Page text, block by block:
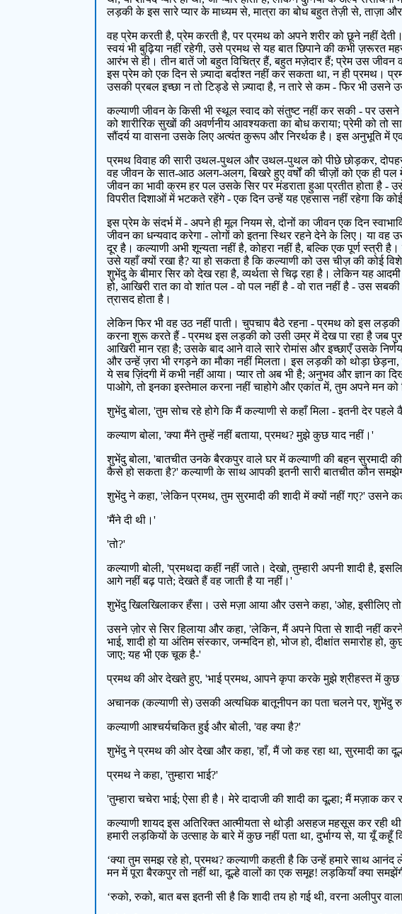
लड़की के इस सारे प्यार के माध्यम से, मात्रा का बोध बहुत तेज़ी से, ताज़ा
वह प्रेम करती है, प्रेम करती है, पर प्रमथ को अपने शरीर को छूने नहीं
स्वयं भी बुढ़िया नहीं रहेगी, उसे प्रमथ से यह बात छिपाने की कभी ज़रूरत
आरंभ से ही। तीन बातें जो बहुत विचित्र हैं, बहुत मज़ेदार हैं; प्रेम उस जीवन
इस प्रेम को एक दिन से ज़्यादा बर्दाश्त नहीं कर सकता था, न ही प्रमथ।
उसकी प्रबल इच्छा न तो टिड्डे से ज़्यादा है, न तारे से कम - फिर भी उसने
कल्याणी जीवन के किसी भी स्थूल स्वाद को संतुष्ट नहीं कर सकी - पर उसने
को शारीरिक सुखों की अवर्णनीय आवश्यकता का बोध कराया; प्रेमी को तो
सौंदर्य या वासना उसके लिए अत्यंत कुरूप और निरर्थक है। इस अनुभूति में
प्रमथ विवाह की सारी उथल-पुथल और उथल-पुथल को पीछे छोड़कर,
वह जीवन के सात-आठ अलग-अलग, बिखरे हुए वर्षों की चीज़ों को एक ही
जीवन का भावी क्रम हर पल उसके सिर पर मंडराता हुआ प्रतीत होता है -
विपरीत दिशाओं में भटकते रहेंगे - एक दिन उन्हें यह एहसास नहीं रहेगा कि
इस प्रेम के संदर्भ में - अपने ही मूल नियम से, दोनों का जीवन एक दिन
जीवन का धन्यवाद करेगा - लोगों को इतना स्थिर रहने देने के लिए। या
दूर है। कल्याणी अभी शून्यता नहीं है, कोहरा नहीं है, बल्कि एक पूर्ण स्त्री
उसे यहाँ क्यों रखा है? या हो सकता है कि कल्याणी को उस चीज़ की
शुभेंदु के बीमार सिर को देख रहा है, व्यर्थता से चिढ़ रहा है। लेकिन यह
हो, आखिरी रात का वो शांत पल - वो पल नहीं है - वो रात नहीं है - उस
त्रासद होता है।
लेकिन फिर भी वह उठ नहीं पाती। चुपचाप बैठे रहना - प्रमथ को इस
करना शुरू करते हैं - प्रमथ इस लड़की को उसी उम्र में देख पा रहा है जब
आखिरी मान रहा है; उसके बाद आने वाले सारे रोमांस और इच्छाएँ उसके
और उन्हें ज़रा भी रगड़ने का मौका नहीं मिलता। इस लड़की को थोड़ा
ये सब ज़िंदगी में कभी नहीं आया। प्यार तो अब भी है; अनुभव और ज्ञान का
पाओगे, तो इनका इस्तेमाल करना नहीं चाहोगे और एकांत में, तुम अपने मन
शुभेंदु बोला, 'तुम सोच रहे होगे कि मैं कल्याणी से कहाँ मिला - इतनी देर
कल्याण बोला, 'क्या मैंने तुम्हें नहीं बताया, प्रमथ? मुझे कुछ याद नहीं।'
शुभेंदु बोला, 'बातचीत उनके बैरकपुर वाले घर में कल्याणी की बहन सुरमादी की
कैसे हो सकता है?' कल्याणी के साथ आपकी इतनी सारी बातचीत कौन
शुभेंदु ने कहा, 'लेकिन प्रमथ, तुम सुरमादी की शादी में क्यों नहीं गए?' उसने
'मैंने दी थी।'
'तो?'
कल्याणी बोली, 'प्रमथदा कहीं नहीं जाते। देखो, तुम्हारी अपनी शादी है,
आगे नहीं बढ़ पाते; देखते हैं वह जाती है या नहीं।'
शुभेंदु खिलखिलाकर हँसा। उसे मज़ा आया और उसने कहा, 'ओह, इसीलिए तो
उसने ज़ोर से सिर हिलाया और कहा, 'लेकिन, मैं अपने पिता से शादी नहीं
भाई, शादी हो या अंतिम संस्कार, जन्मदिन हो, भोज हो, दीक्षांत समारोह
जाए; यह भी एक चूक है-'
प्रमथ की ओर देखते हुए, 'भाई प्रमथ, आपने कृपा करके मुझे श्रीहस्त में कुछ
अचानक (कल्याणी से) उसकी अत्यधिक बातूनीपन का पता चलने पर, शुभेंदु
कल्याणी आश्चर्यचकित हुई और बोली, 'वह क्या है?'
शुभेंदु ने प्रमथ की ओर देखा और कहा, 'हाँ, मैं जो कह रहा था, सुरमादी का
प्रमथ ने कहा, 'तुम्हारा भाई?'
'तुम्हारा चचेरा भाई; ऐसा ही है। मेरे दादाजी की शादी का दूल्हा; मैं मज़ाक
कल्याणी शायद इस अतिरिक्त आत्मीयता से थोड़ी असहज महसूस कर रही
हमारी लड़कियों के उत्साह के बारे में कुछ नहीं पता था, दुर्भाग्य से, या यूँ
‘क्या तुम समझ रहे हो, प्रमथ? कल्याणी कहती है कि उन्हें हमारे साथ आनंद
मन में पूरा बैरकपुर तो नहीं था, दूल्हे वालों का एक समूह! लड़कियाँ क्या
‘रुको, रुको, बात बस इतनी सी है कि शादी तय हो गई थी, वरना अलीपुर